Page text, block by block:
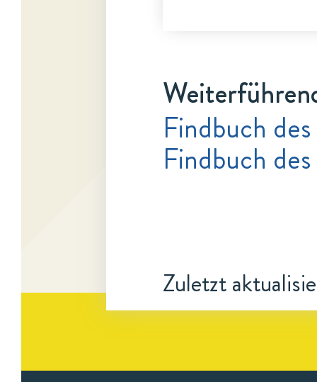
Findbuch
Findbuch
Zuletzt